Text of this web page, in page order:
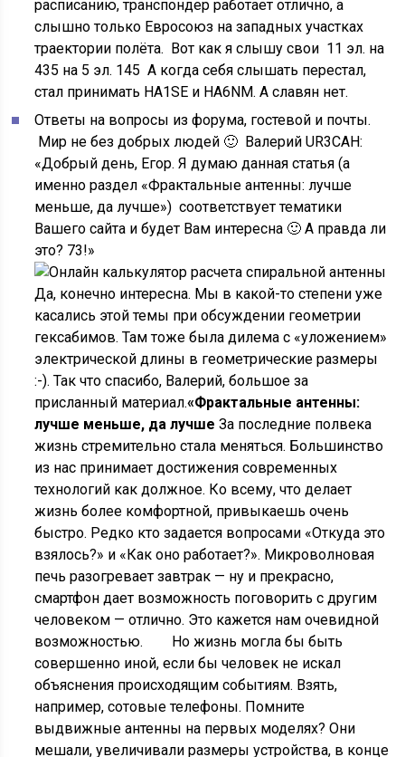
расписанию, транспондер работает отлично, а
слышно только Евросоюз на западных участках
траектории полёта. Вот как я слышу свои 11 эл. на
435 на 5 эл. 145 А когда себя слышать перестал,
стал принимать HA1SE и HA6NM. А славян нет.
Ответы на вопросы из форума, гостевой и почты.
Мир не без добрых людей 🙂 Валерий UR3CAH:
«Добрый день, Егор. Я думаю данная статья (а
именно раздел «Фрактальные антенны: лучше
меньше, да лучше») соответствует тематики
Вашего сайта и будет Вам интересна 🙂 А правда ли
это? 73!»
Да, конечно интересна. Мы в какой-то степени уже
касались этой темы при обсуждении геометрии
гексабимов. Там тоже была дилема с «уложением»
электрической длины в геометрические размеры
:-). Так что спасибо, Валерий, большое за
присланный материал.«Фрактальные антенны:
лучше меньше, да лучше За последние полвека
жизнь стремительно стала меняться. Большинство
из нас принимает достижения современных
технологий как должное. Ко всему, что делает
жизнь более комфортной, привыкаешь очень
быстро. Редко кто задается вопросами «Откуда это
взялось?» и «Как оно работает?». Микроволновая
печь разогревает завтрак — ну и прекрасно,
смартфон дает возможность поговорить с другим
человеком — отлично. Это кажется нам очевидной
возможностью. Но жизнь могла бы быть
совершенно иной, если бы человек не искал
объяснения происходящим событиям. Взять,
например, сотовые телефоны. Помните
выдвижные антенны на первых моделях? Они
мешали, увеличивали размеры устройства, в конце